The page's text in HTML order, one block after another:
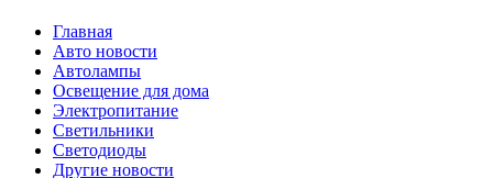
Главная
Авто новости
Автолампы
Освещение для дома
Электропитание
Светильники
Светодиоды
Другие новости